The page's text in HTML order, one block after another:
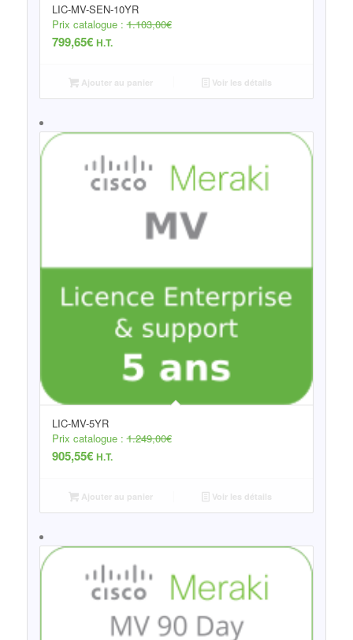
LIC-MV-SEN-10YR
Prix catalogue :1.103,00€
799,65€ H.T.
Ajouter au panier Voir les détails
LIC-MV-5YR
Prix catalogue :1.249,00€
905,55€ H.T.
Ajouter au panier Voir les détails